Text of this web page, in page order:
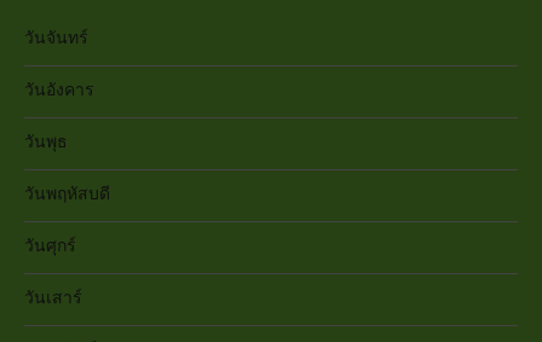
วันจันทร์
วันอังคาร
วันพุธ
วันพฤหัสบดี
วันศุกร์
วันเสาร์